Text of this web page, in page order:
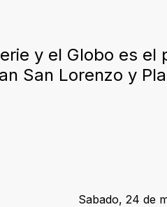
y el Globo es
San Lorenzo y
Sabado, 24 de